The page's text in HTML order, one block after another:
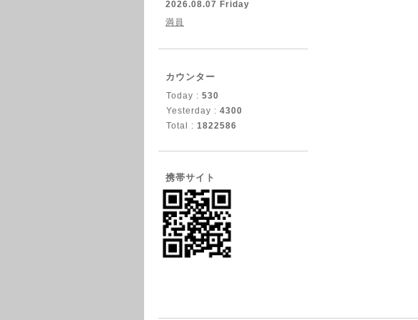
2026.08.07 Friday
満員
カウンター
Today : 530
Yesterday : 4300
Total : 1822586
携帯サイト